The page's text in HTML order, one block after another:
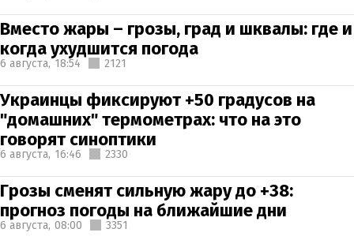
Вместо жары – грозы, град и шквалы: где и
когда ухудшится погода
6 августа, 18:54 2121
Украинцы фиксируют +50 градусов на
"домашних" термометрах: что на это
говорят синоптики
6 августа, 16:46 2330
Грозы сменят сильную жару до +38:
прогноз погоды на ближайшие дни
6 августа, 08:00 3351